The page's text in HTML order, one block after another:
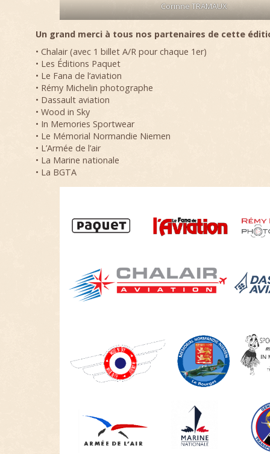
Corinne TRAMAUX
Un grand merci à tous nos partenaires de cette
• Chalair (avec 1 billet A/R pour chaque 1er)
• Les Éditions Paquet
• Le Fana de l’aviation
• Rémy Michelin photographe
• Dassault aviation
• Wood in Sky
• In Memories Sportwear
• Le Mémorial Normandie Niemen
• L’Armée de l’air
• La Marine nationale
• La BGTA